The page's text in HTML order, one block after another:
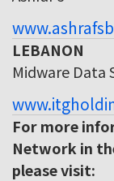
LEBANON
Midware Data
For more
Network in
please visit: